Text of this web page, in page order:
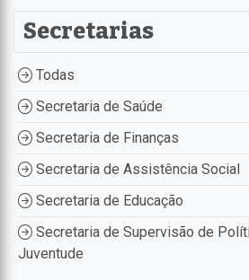
Secretarias
Todas
Secretaria de Saúde
Secretaria de Finanças
Secretaria de Assistência Social
Secretaria de Educação
Secretaria de Supervisão de
Juventude